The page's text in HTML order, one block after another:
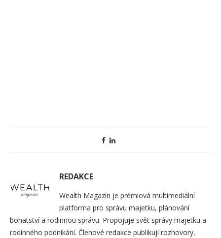
REDAKCE
Wealth Magazín je prémiová multimediální
platforma pro správu majetku, plánování
bohatství a rodinnou správu. Propojuje svět správy majetku a
rodinného podnikání. Členové redakce publikují rozhovory,